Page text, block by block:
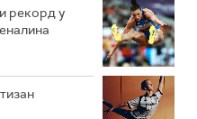
рекорд у